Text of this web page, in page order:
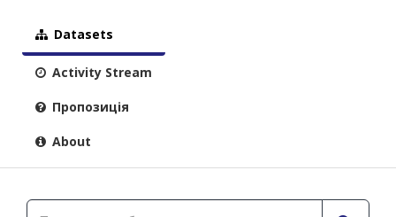
Datasets
Activity Stream
Пропозиція
About